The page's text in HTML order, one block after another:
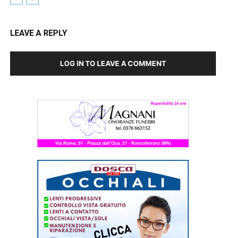
LEAVE A REPLY
LOG IN TO LEAVE A COMMENT